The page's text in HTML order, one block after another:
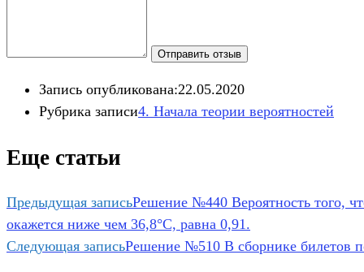
Отправить отзыв
Запись опубликована:22.05.2020
Рубрика записи4. Начала теории вероятностей
Еще статьи
Предыдущая записьРешение №440 Вероятность того,
окажется ниже чем 36,8°С, равна 0,91.
Следующая записьРешение №510 В сборнике билетов